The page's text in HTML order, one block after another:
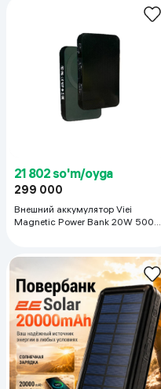
21 802 so'm/oyga
299 000
Внешний аккумулятор Viei
Magnetic Power Bank 20W 5000